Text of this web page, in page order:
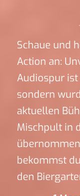
Schaue und
Action an:
Audiospur
sondern
aktuellen
Mischpult in
bekommst
den